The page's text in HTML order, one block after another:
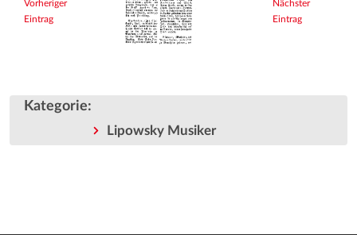
Vorheriger
Eintrag
Nächster
Eintrag
Kategorie:
Lipowsky Musiker